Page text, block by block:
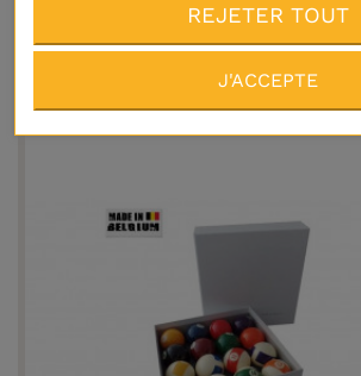
249,00 €
REJETER TOUT
J'ACCEPTE